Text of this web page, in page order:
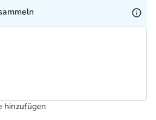
hinzufügen